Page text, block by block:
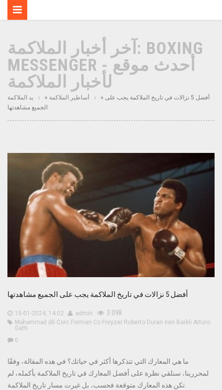
آخر أخبار الملاكمة: BOXING
MESSENGER - أحدث موقع
لأخبار الملاكمة
يد الملاكمة » أساطير الملاكمة
» أفضل 5 نزالات في تاريخ الملاكمة يجب على
الجميع مشاهدتها
أفضل 5 نزالات في تاريخ الملاكمة يجب على الجميع مشاهدتها
15-01-2024, 14:02 admin 3 098
Məhəmməd Əli Corc Forman Co Freyzer Roberto Duran İren Barkli Arturo
Gatti
0
ما هي المعارك التي تتذكرها أكثر في حياتك؟ في هذه المقالة، وفقًا
لمحررينا، سنلقي نظرة على أفضل المعارك في تاريخ الملاكمة بأكمله، لم
تكن هذه المعارك متوقعة فحسب، بل غيرت مسار تاريخ الملاكمة.